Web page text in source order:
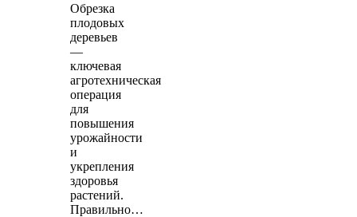
Обрезка
плодовых
деревьев
—
ключевая
агротехническая
операция
для
повышения
урожайности
и
укрепления
здоровья
растений.
Правильно…